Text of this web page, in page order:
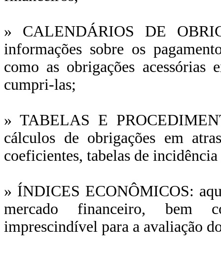
» CALENDÁRIOS DE
informações sobre os
como as obrigações acessórias
cumpri-las;
» TABELAS E
cálculos de obrigações em
coeficientes, tabelas de
» ÍNDICES ECONÔMICOS:
mercado financeiro, bem
imprescindível para a avaliação